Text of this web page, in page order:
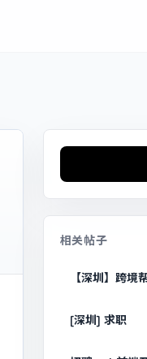
相关帖子
【深圳】跨
[深圳] 求职